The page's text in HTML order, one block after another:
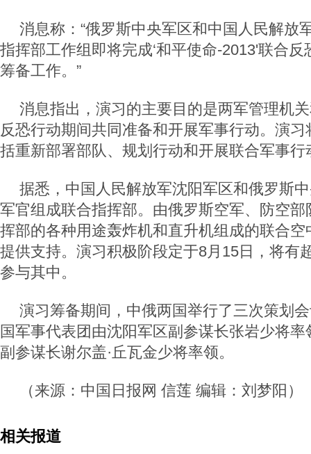
消息称：“俄罗斯中央军区和中国人民解放
指挥部工作组即将完成‘和平使命-2013'联合
筹备工作。”
消息指出，演习的主要目的是两军管理机
反恐行动期间共同准备和开展军事行动。演
括重新部署部队、规划行动和开展联合军事行
据悉，中国人民解放军沈阳军区和俄罗斯
军官组成联合指挥部。由俄罗斯空军、防空
挥部的各种用途轰炸机和直升机组成的联合
提供支持。演习积极阶段定于8月15日，将有
参与其中。
演习筹备期间，中俄两国举行了三次策划
国军事代表团由沈阳军区副参谋长张岩少将
副参谋长谢尔盖·丘瓦金少将率领。
（来源：中国日报网 信莲 编辑：刘梦阳）
相关报道